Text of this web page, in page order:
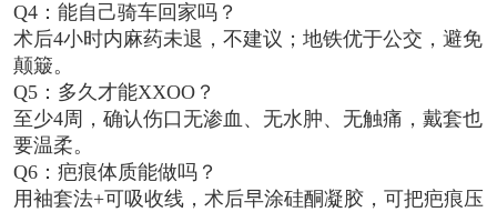
Q4：能自己骑车回家吗？
术后4小时内麻药未退，不建议；地铁优于公交，避免
颠簸。
Q5：多久才能XXOO？
至少4周，确认伤口无渗血、无水肿、无触痛，戴套也
要温柔。
Q6：疤痕体质能做吗？
用袖套法+可吸收线，术后早涂硅酮凝胶，可把疤痕压